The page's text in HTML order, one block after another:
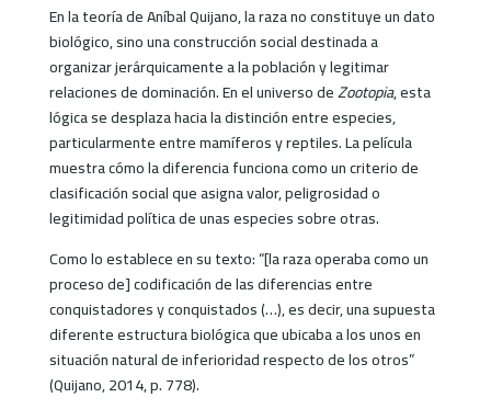
En la teoría de Aníbal Quijano, la raza no constituye un dato
biológico, sino una construcción social destinada a
organizar jerárquicamente a la población y legitimar
relaciones de dominación. En el universo deZootopia, esta
lógica se desplaza hacia la distinción entre especies,
particularmente entre mamíferos y reptiles. La película
muestra cómo la diferencia funciona como un criterio de
clasificación social que asigna valor, peligrosidad o
legitimidad política de unas especies sobre otras.
Como lo establece en su texto: “[la raza operaba como un
proceso de] codificación de las diferencias entre
conquistadores y conquistados (…), es decir, una supuesta
diferente estructura biológica que ubicaba a los unos en
situación natural de inferioridad respecto de los otros”
(Quijano, 2014, p. 778).